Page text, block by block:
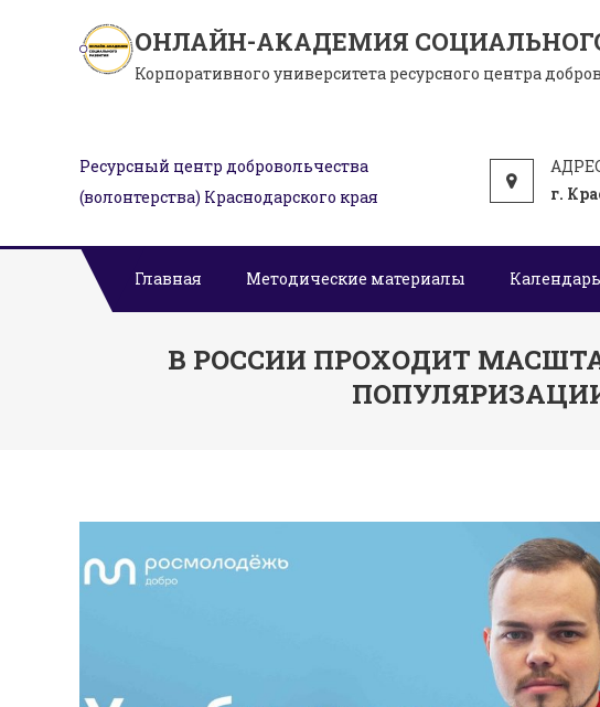
ОНЛАЙН-АКАДЕМИЯ
Корпоративного университета ресурсного центра
Ресурсный центр добровольчества
(волонтерства) Краснодарского края
г.
Главная Методические материалы
В РОССИИ ПРОХОДИТ